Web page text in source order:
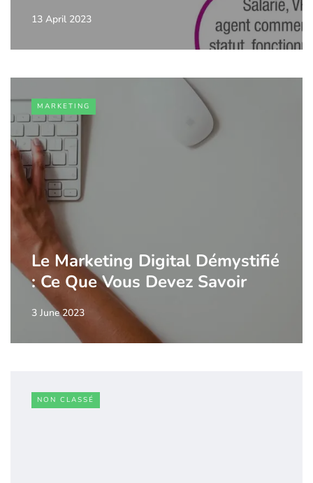
13 April 2023
MARKETING
Le Marketing Digital Démystifié
: Ce Que Vous Devez Savoir
3 June 2023
NON CLASSÉ